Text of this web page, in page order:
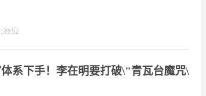
系下手！李在明要打破\"青瓦台魔咒\"